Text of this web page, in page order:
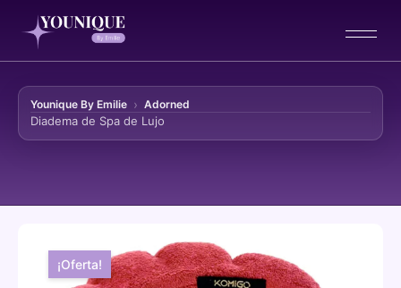
Younique By Emilie Adorned
Diadema de Spa de Lujo
Ir al contenido
¡Oferta!